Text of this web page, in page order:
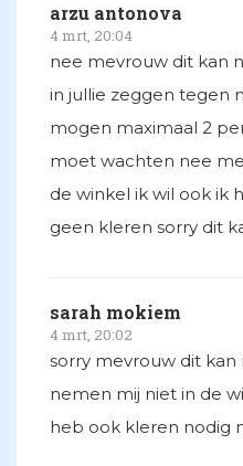
arzu antonova
4 mrt, 20:04
nee mevrouw dit kan
in jullie zeggen tegen
mogen maximaal 2
moet wachten nee
de winkel ik wil ook ik
geen kleren sorry dit
sarah mokiem
4 mrt, 20:02
sorry mevrouw dit kan
nemen mij niet in de
heb ook kleren nodig